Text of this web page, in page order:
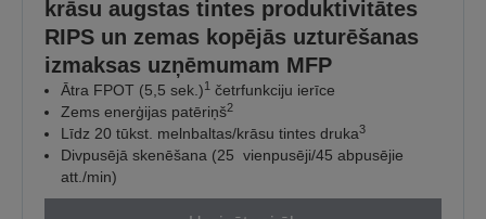
krāsu augstas tintes produktivitātes
RIPS un zemas kopējās uzturēšanas
izmaksas uzņēmumam MFP
Ātra FPOT (5,5 sek.)1 četrfunkciju ierīce
Zems enerģijas patēriņš2
Līdz 20 tūkst. melnbaltas/krāsu tintes druka3
Divpusējā skenēšana (25 vienpusēji/45 abpusējie
att./min)